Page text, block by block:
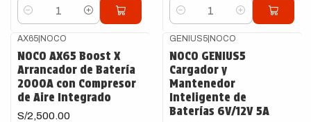
Cantidad Cantidad
AX65|NOCO
NOCO AX65 Boost X
Arrancador de Batería
2000A con Compresor
de Aire Integrado
S/2,500.00
GENIUS5|NOCO
NOCO GENIUS5
Cargador y
Mantenedor
Inteligente de
Baterías 6V/12V 5A